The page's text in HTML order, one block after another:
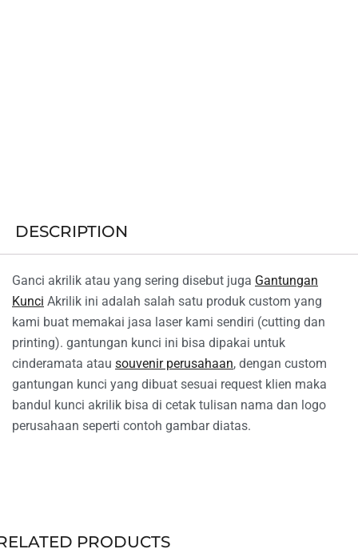
DESCRIPTION
Ganci akrilik atau yang sering disebut juga Gantungan
Kunci Akrilik ini adalah salah satu produk custom yang
kami buat memakai jasa laser kami sendiri (cutting dan
printing). gantungan kunci ini bisa dipakai untuk
cinderamata atau souvenir perusahaan, dengan custom
gantungan kunci yang dibuat sesuai request klien maka
bandul kunci akrilik bisa di cetak tulisan nama dan logo
perusahaan seperti contoh gambar diatas.
PRODUCTS